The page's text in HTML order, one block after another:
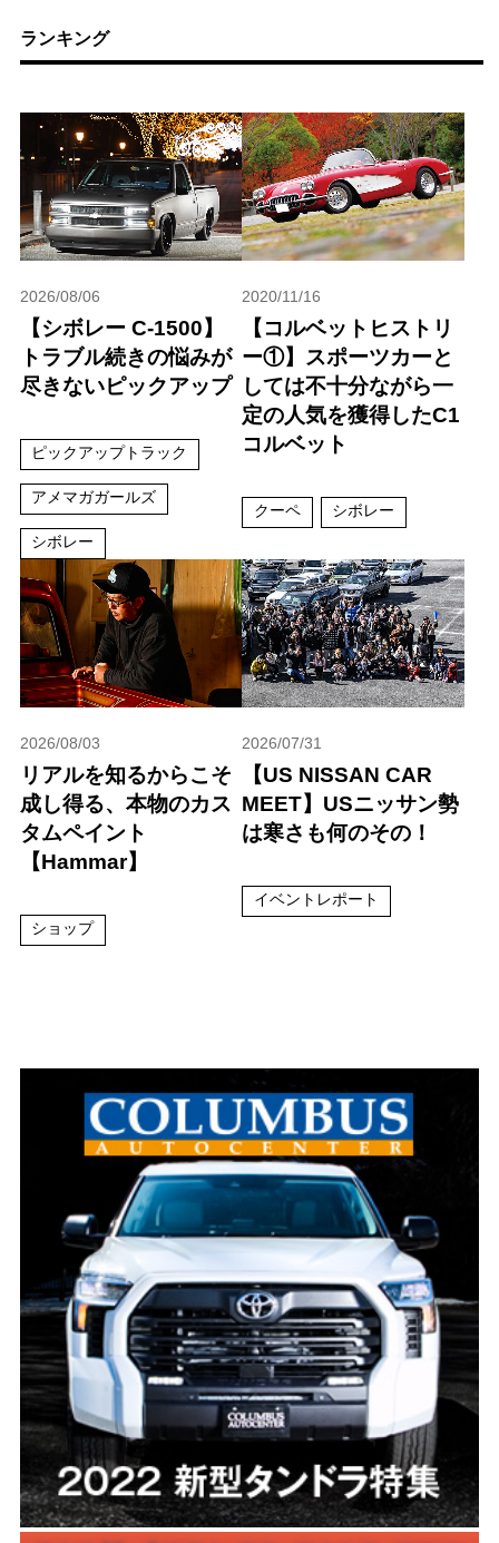
ランキング
2026/08/06
【シボレー C-1500】
トラブル続きの悩みが
尽きないピックアップ
ピックアップトラック
アメマガガールズ
シボレー
2020/11/16
【コルベットヒストリ
ー①】スポーツカーと
しては不十分ながら一
定の人気を獲得したC1
コルベット
クーペ シボレー
2026/08/03
リアルを知るからこそ
成し得る、本物のカス
タムペイント
【Hammar】
ショップ
2026/07/31
【US NISSAN CAR
MEET】USニッサン勢
は寒さも何のその！
イベントレポート